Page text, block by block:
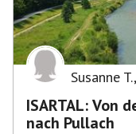
Susanne T.,
ISARTAL: Von
nach Pullach